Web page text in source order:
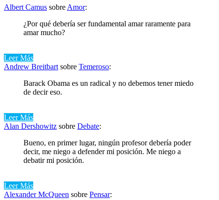
Albert Camus sobre Amor:
¿Por qué debería ser fundamental amar raramente para
amar mucho?
Leer Más
Andrew Breitbart sobre Temeroso:
Barack Obama es un radical y no debemos tener miedo
de decir eso.
Leer Más
Alan Dershowitz sobre Debate:
Bueno, en primer lugar, ningún profesor debería poder
decir, me niego a defender mi posición. Me niego a
debatir mi posición.
Leer Más
Alexander McQueen sobre Pensar: